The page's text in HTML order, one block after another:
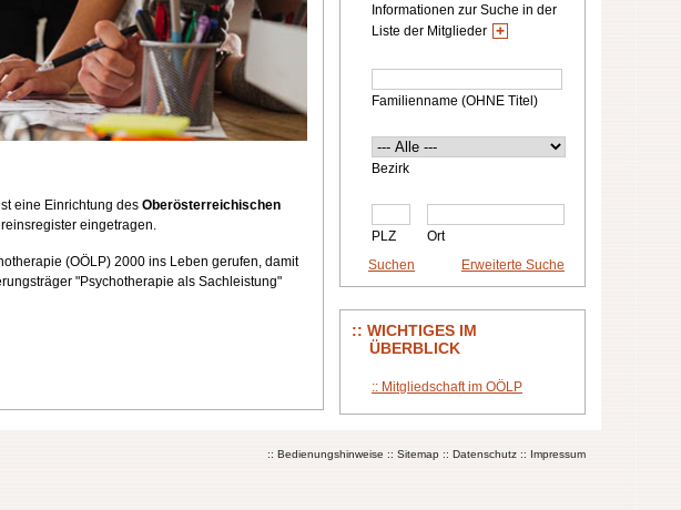
eine Einrichtung desOberösterreichischen
eingetragen.
(OÖLP) 2000 ins Leben gerufen, damit
"Psychotherapie als Sachleistung"
Informationen zur Suche in der
Liste der Mitglieder
Familienname (OHNE Titel)
Bezirk
PLZ Ort
WICHTIGES IM
ÜBERBLICK
Mitgliedschaft im OÖLP
Bedienungshinweise Sitemap Datenschutz Impressum